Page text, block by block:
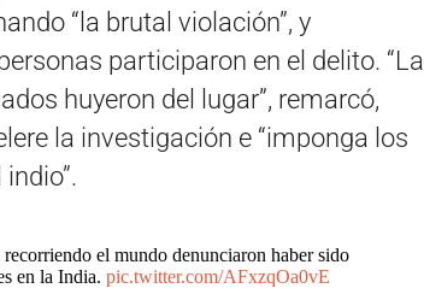
“la brutal violación”, y
participaron en el delito. “La
huyeron del lugar”, remarcó,
la investigación e “imponga los
el mundo denunciaron haber sido
en la India. pic.twitter.com/AFxzqOa0vE